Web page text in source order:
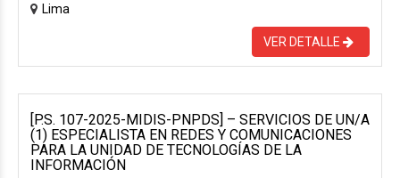
Lima
VER DETALLE
[P.S. 107-2025-MIDIS-PNPDS] – SERVICIOS DE UN/A
(1) ESPECIALISTA EN REDES Y COMUNICACIONES
PARA LA UNIDAD DE TECNOLOGÍAS DE LA
INFORMACIÓN